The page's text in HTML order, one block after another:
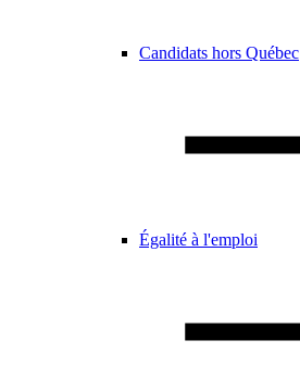
Candidats hors Québec
Égalité à l'emploi